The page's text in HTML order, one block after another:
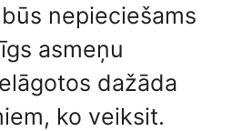
nepieciešams
asmeņu
dažāda
ko veiksit.